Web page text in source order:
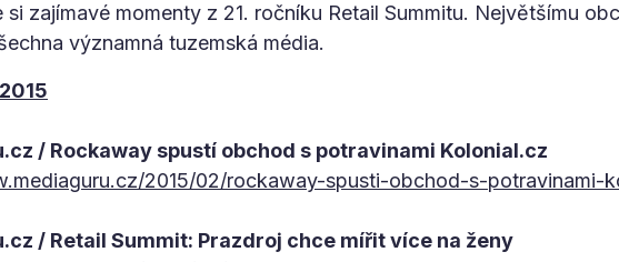
si zajímavé momenty z 21. ročníku Retail Summitu. Největšímu
významná tuzemská média.
/ Rockaway spustí obchod s potravinami Kolonial.cz
2015/02/rockaway-spusti-obchod-s-potravinami-
/ Retail Summit: Prazdroj chce mířit více na ženy